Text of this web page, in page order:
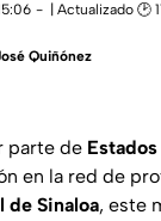
| Actualizado 🕑
Quiñónez
parte de
en la red de
de Sinaloa, este